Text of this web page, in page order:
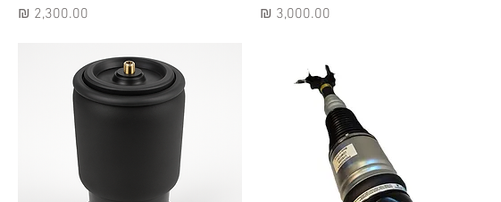
מחיר
מחיר